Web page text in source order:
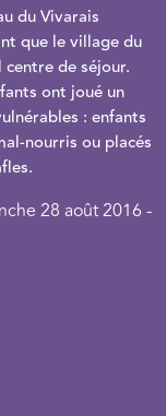
du Vivarais
que le village du
de séjour.
ont joué un
: enfants
nourris ou placés
28 août 2016 -